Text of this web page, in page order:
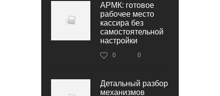
АРМК: готовое
рабочее место
кассира без
самостоятельной
настройки
0 0
Детальный разбор
механизмов